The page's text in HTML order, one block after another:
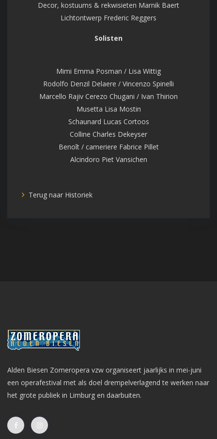
Decor, kostuums & rekwisieten Marnik Baert
Lichtontwerp Frederic Reggers
Solisten
Mimi Emma Posman / Lisa Wittig
Rodolfo Denzil Delaere / Vincenzo Spinelli
Marcello Rajiv Cerezo Chugani / Ivan Thirion
Musetta Lisa Mostin
Schaunard Lucas Cortoos
Colline Charles Dekeyser
Benoît / cameriere Fabrice Pillet
Alcindoro Piet Vansichen
Terug naar Historiek
Alden Biesen Zomeropera vzw organiseert jaarlijks in mei-juni
een operafestival met als doel drempelverlagend te werken naar
het grote publiek in Limburg en daarbuiten.